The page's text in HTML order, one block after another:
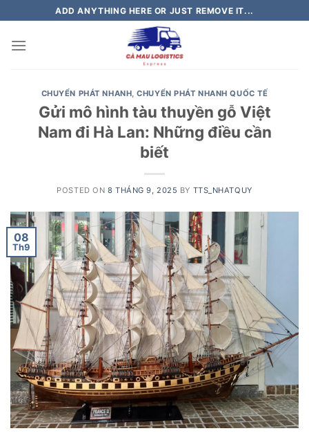
to
content
ADD ANYTHING HERE OR JUST REMOVE IT...
CHUYỂN PHÁT NHANH,CHUYỂN PHÁT NHANH QUỐC TẾ
Gửi mô hình tàu thuyền gỗ Việt
Nam đi Hà Lan: Những điều cần
biết
POSTED ON 8 THÁNG 9, 2025 BY TTS_NHATQUY
08
Th9